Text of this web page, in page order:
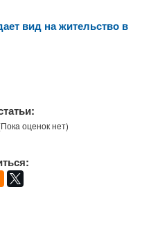
вид на жительство в
оценок нет)